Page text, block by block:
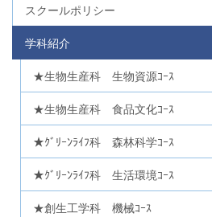
スクールポリシー
学科紹介
★生物生産科 生物資源ｺｰｽ
★生物生産科 食品文化ｺｰｽ
★ｸﾞﾘｰﾝﾗｲﾌ科 森林科学ｺｰｽ
★ｸﾞﾘｰﾝﾗｲﾌ科 生活環境ｺｰｽ
★創生工学科 機械ｺｰｽ